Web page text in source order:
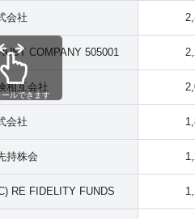
会社
COMPANY 505001
相互会社
会社
持株会
RE FIDELITY FUNDS
ールできます